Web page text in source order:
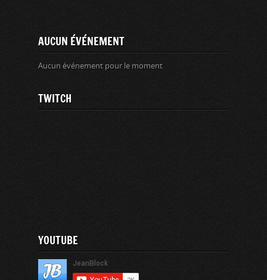
AUCUN ÉVÉNEMENT
Aucun événement pour le moment
TWITCH
YOUTUBE